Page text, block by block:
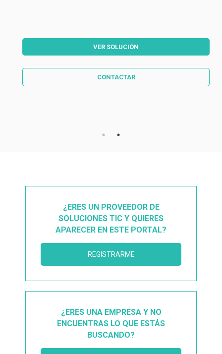
VER SOLUCIÓN
CONTACTAR
¿ERES UN PROVEEDOR DE
SOLUCIONES TIC Y QUIERES
APARECER EN ESTE PORTAL?
REGISTRARME
¿ERES UNA EMPRESA Y NO
ENCUENTRAS LO QUE ESTÁS
BUSCANDO?